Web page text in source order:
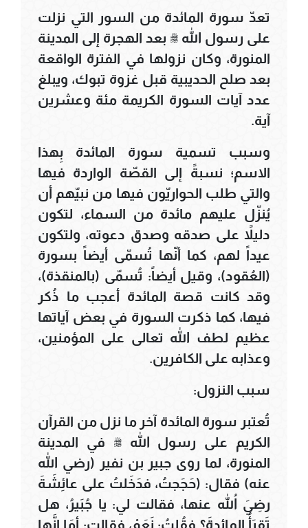
تعدّ سورة المائدة من السور التي نزلت
على رسول الله ﷺ بعد الهجرة إلى المدينة
المنورة، وكان نزولها في الفترة الواقعة
بعد صلح الحديبية قبل غزوة تبوك، ويبلغ
عدد آيات السورة الكريمة مئة وعشرين
آية.
وسبب تسمية سورة المائدة بِهذا
الاسم؛ نسبةً إلى القصّة الواردة فيها
والتي طلب الحواريّون فيها من نبيّهم أن
يُنزّل عليهم مائدة من السماء، لتكون
دليلاً على صدقه وصدق دعوته، ولتكون
عيداً لهم، كما أنّها تُسمّى أيضاً بسورة
(العُقود)، وقيل أيضاً: تُسمّى (بالمنقذة)،
وقد كانت قصة المائدة أعجب ما ذُكر
فيها، كما ذكرت السورة في بعض آياتها
عظيم لطف الله تعالى على المؤمنين،
وعذابه على الكافرين.
سبب النزول:
تُعتبر سورة المائدة آخر ما نزل من القرآن
الكريم على رسول الله ﷺ في المدينة
المنورة، لما روى جبير بن نفير (رضي الله
عنه) فقال: (حَجَجتُ، فدَخَلتُ على عائِشَةَ
رضِيَ اللهُ عنها، فقالت لي: يا جُبَيرُ، هل
تَقرَأُ المائدةَ؟ فقُلتُ: نَعَمْ، فقالت: أمَا إنَّها